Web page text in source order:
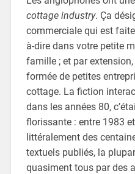
cottage industry. Ça
commerciale qui est
à-dire dans votre petite
famille ; et par
formée de petites
cottage. La fiction
dans les années 80,
florissante : entre 1983
littéralement des
textuels publiés, la
quasiment tous par des